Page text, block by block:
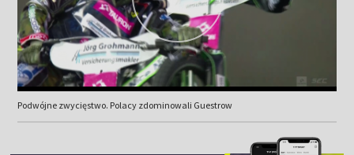
Podwójne zwycięstwo. Polacy zdominowali Guestrow